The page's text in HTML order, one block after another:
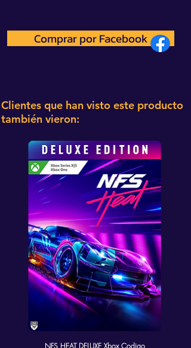
Comprar por Facebook
Clientes que han visto este producto
también vieron: